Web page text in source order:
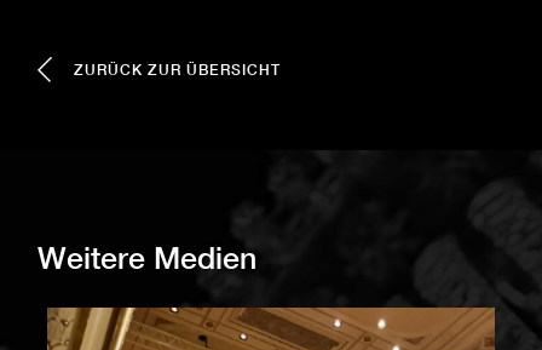
ZURÜCK ZUR ÜBERSICHT
Weitere Medien